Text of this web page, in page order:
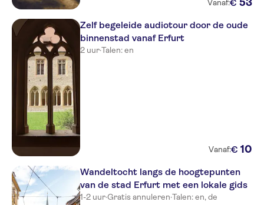
Vanaf:€ 53
Zelf begeleide audiotour door de oude
binnenstad vanaf Erfurt
2 uur·Talen: en
Vanaf:€ 10
Wandeltocht langs de hoogtepunten
van de stad Erfurt met een lokale gids
1-2 uur·Gratis annuleren·Talen: en, de